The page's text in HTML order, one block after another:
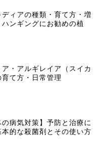
ディアの種類・育て方・増
ハンギングにお勧めの植
・アルギレイア（スイカ
て方・日常管理
の病気対策】予防と治療に
本的な殺菌剤とその使い方